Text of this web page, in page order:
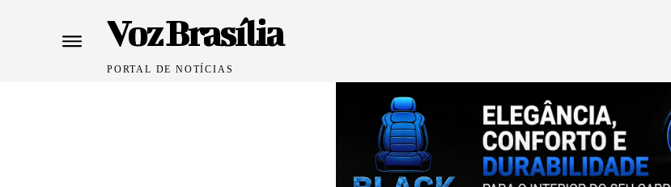
Voz Brasília
PORTAL DE NOTÍCIAS